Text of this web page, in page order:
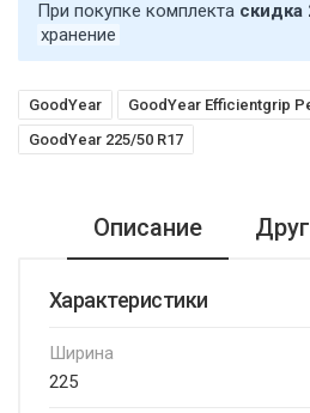
При покупке комплекта скидка
хранение
GoodYear GoodYear Efficientgrip
GoodYear 225/50 R17
Описание
Характеристики
Ширина
225